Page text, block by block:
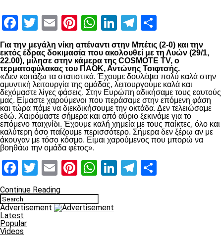
Facebook
Twitter
EmailPinterest
WhatsApp
LinkedIn
Telegram
Για την μεγάλη νίκη απέναντι στην Μπέτις (2-0) και την
εκτός έδρας δοκιμασία που ακολουθεί με τη Λυών (29/1,
22.00), μίλησε στην κάμερα της COSMOTE TV, ο
τερματοφύλακας του ΠΑΟΚ, Αντώνης Τσιφτσής.
«Δεν κοιτάζω τα στατιστικά. Έχουμε δουλέψει πολύ καλά στην
αμυντική λειτουργία της ομάδας, λειτουργούμε καλά και
δεχόμαστε λίγες φάσεις. Στην Ευρώπη αδικήσαμε τους εαυτούς
μας. Είμαστε χαρούμενοι που περάσαμε στην επόμενη φάση
και τώρα πάμε να διεκδικήσουμε την οκτάδα. Δεν τελειώσαμε
εδώ. Χαιρόμαστε σήμερα και από αύριο ξεκινάμε για το
επόμενο παιχνίδι. Έχουμε καλή χημεία με τους παίκτες, όλο και
καλύτερη όσο παίζουμε περισσότερο. Σήμερα δεν ξέρω αν με
άκουγαν με τόσο κόσμο. Είμαι χαρούμενος που μπορώ να
βοηθάω την ομάδα φέτος».
Facebook
Twitter
EmailPinterest
WhatsApp
LinkedIn
Telegram
Continue Reading
Advertisement
Latest
Popular
Videos